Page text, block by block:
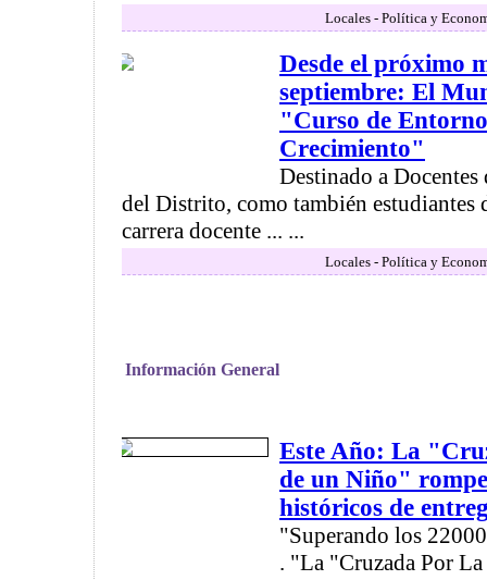
Locales - Política y
Desde el próximo
septiembre: El
"Curso de
Crecimiento"
Destinado a Docentes
del Distrito, como también estudiantes
carrera docente ... ...
Locales - Política y
Información General
Este Año: La
de un Niño"
históricos de
"Superando los
. "La "Cruzada Por